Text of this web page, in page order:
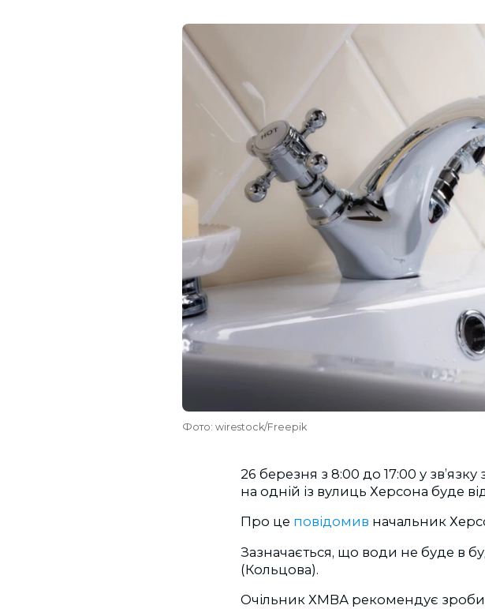
Фото: wirestock/Freepik
26 березня з 8:00 до 17:00 у
на одній із вулиць Херсона буде
Про це повідомив начальник
Зазначається, що води не буде в
(Кольцова).
Очільник ХМВА рекомендує